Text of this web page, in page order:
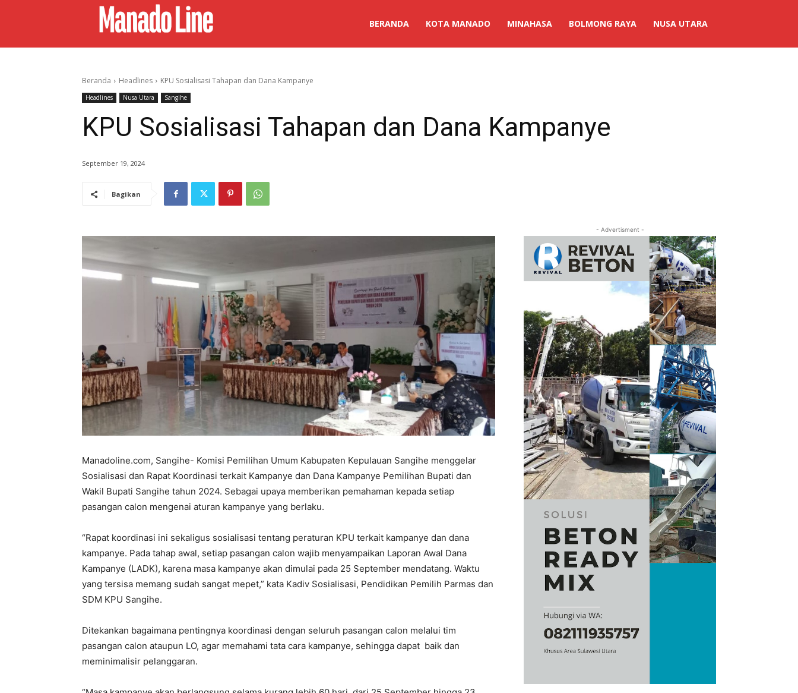
BERANDA KOTA MANADO MINAHASA BOLMONG RAYA NUSA UTARA
Beranda Headlines KPU Sosialisasi Tahapan dan Dana Kampanye
Headlines Nusa Utara Sangihe
KPU Sosialisasi Tahapan dan Dana Kampanye
September 19, 2024
Bagikan
Manadoline.com, Sangihe- Komisi Pemilihan Umum Kabupaten Kepulauan Sangihe menggelar
Sosialisasi dan Rapat Koordinasi terkait Kampanye dan Dana Kampanye Pemilihan Bupati dan
Wakil Bupati Sangihe tahun 2024. Sebagai upaya memberikan pemahaman kepada setiap
pasangan calon mengenai aturan kampanye yang berlaku.
“Rapat koordinasi ini sekaligus sosialisasi tentang peraturan KPU terkait kampanye dan dana
kampanye. Pada tahap awal, setiap pasangan calon wajib menyampaikan Laporan Awal Dana
Kampanye (LADK), karena masa kampanye akan dimulai pada 25 September mendatang. Waktu
yang tersisa memang sudah sangat mepet,” kata Kadiv Sosialisasi, Pendidikan Pemilih Parmas dan
SDM KPU Sangihe.
Ditekankan bagaimana pentingnya koordinasi dengan seluruh pasangan calon melalui tim
pasangan calon ataupun LO, agar memahami tata cara kampanye, sehingga dapat baik dan
meminimalisir pelanggaran.
- Advertisment -